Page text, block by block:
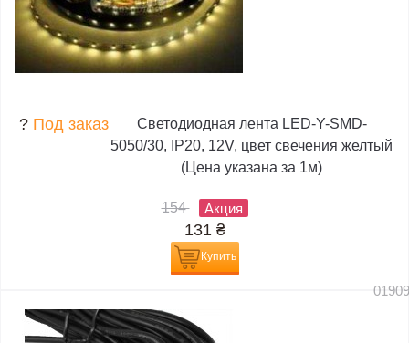
? Под заказ
Светодиодная лента LED-Y-SMD-
5050/30, IP20, 12V, цвет свечения желтый
(Цена указана за 1м)
154 Акция
131 ₴
Купить